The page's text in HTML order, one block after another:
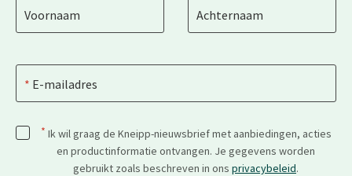
Voornaam Achternaam
E-mailadres
* Ik wil graag de Kneipp-nieuwsbrief met aanbiedingen, acties
en productinformatie ontvangen. Je gegevens worden
gebruikt zoals beschreven in ons privacybeleid.